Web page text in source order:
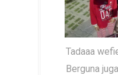
Tadaaa
Berguna